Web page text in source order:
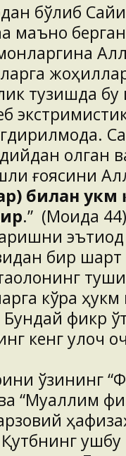
бўлиб
маъно
тузишда бу
олган
ғоясини
билан
.” (Моида
бир
кўра
Бундай фикр
кенг қулоч
ўзининг
“Муаллим